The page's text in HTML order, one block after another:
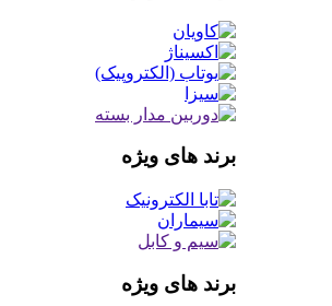
برند های ویژه
برند های ویژه